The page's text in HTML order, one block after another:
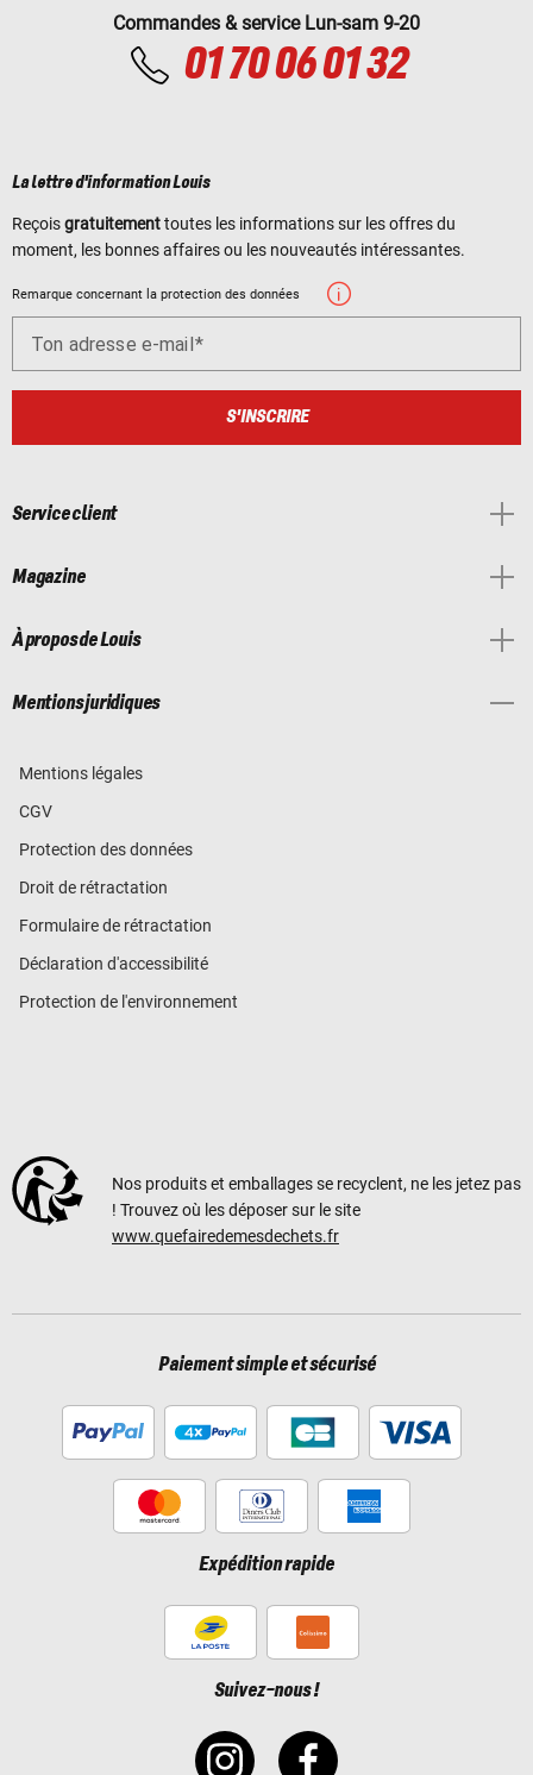
Commandes & service Lun-sam 9-20
01 70 06 01 32
La lettre d'information Louis
Reçoisgratuitementtoutes les informations sur les offres du
moment, les bonnes affaires ou les nouveautés intéressantes.
Remarque concernant la protection des données
Ton adresse e-mail
S'INSCRIRE
Service client
Magazine
À propos de Louis
Mentions juridiques
Mentions légales
CGV
Protection des données
Droit de rétractation
Formulaire de rétractation
Déclaration d'accessibilité
Protection de l'environnement
Nos produits et emballages se recyclent, ne les jetez pas
! Trouvez où les déposer sur le site
www.quefairedemesdechets.fr
Paiement simple et sécurisé
Expédition rapide
Suivez-nous !